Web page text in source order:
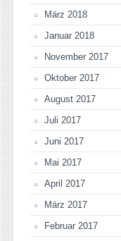
März 2018
Januar 2018
November 2017
Oktober 2017
August 2017
Juli 2017
Juni 2017
Mai 2017
April 2017
März 2017
Februar 2017